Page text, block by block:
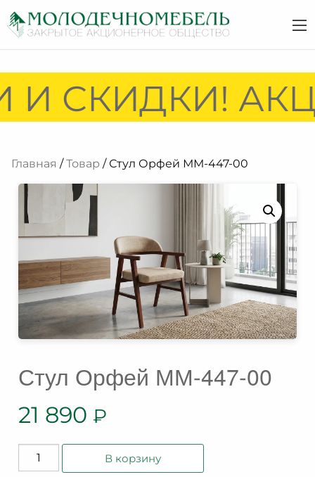
СКИДКИ!
Главная /Товар / Стул Орфей ММ-447-00
Стул Орфей ММ-447-00
21 890 ₽
Количество
товара
В корзину